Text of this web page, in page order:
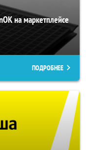
на маркетплейсе
ПОДРОБНЕЕ